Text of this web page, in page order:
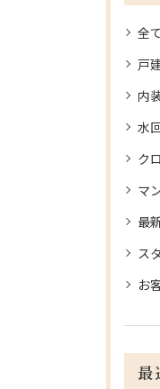
全
戸
内
水
ク
マ
最
ス
お
最